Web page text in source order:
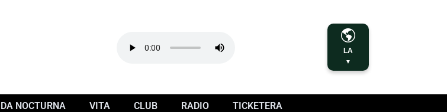
LA
▼
NOCTURNA VITA CLUB RADIO TICKETERA